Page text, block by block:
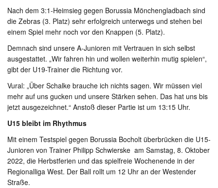
Nach dem 3:1-Heimsieg gegen Borussia Mönchengladbach sind
die Zebras (3. Platz) sehr erfolgreich unterwegs und stehen bei
einem Spiel mehr noch vor den Knappen (5. Platz).
Demnach sind unsere A-Junioren mit Vertrauen in sich selbst
ausgestattet. „Wir fahren hin und wollen weiterhin mutig spielen“,
gibt der U19-Trainer die Richtung vor.
Vural: „Über Schalke brauche ich nichts sagen. Wir müssen viel
mehr auf uns gucken und unsere Stärken sehen. Das hat uns bis
jetzt ausgezeichnet.“ Anstoß dieser Partie ist um 13:15 Uhr.
U15 bleibt im Rhythmus
Mit einem Testspiel gegen Borussia Bocholt überbrücken die U15-
Junioren von Trainer Philipp Schwierske am Samstag, 8. Oktober
2022, die Herbstferien und das spielfreie Wochenende in der
Regionalliga West. Der Ball rollt um 12 Uhr an der Westender
Straße.